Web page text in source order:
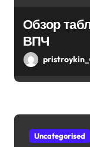
Обзор
ВПЧ
pristroykin_
Uncategorised